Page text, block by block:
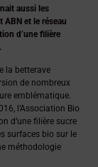
aussi les
ABN et le réseau
d’une filière
la betterave
de nombreux
emblématique.
l’Association Bio
d’une filière sucre
surfaces bio sur le
méthodologie